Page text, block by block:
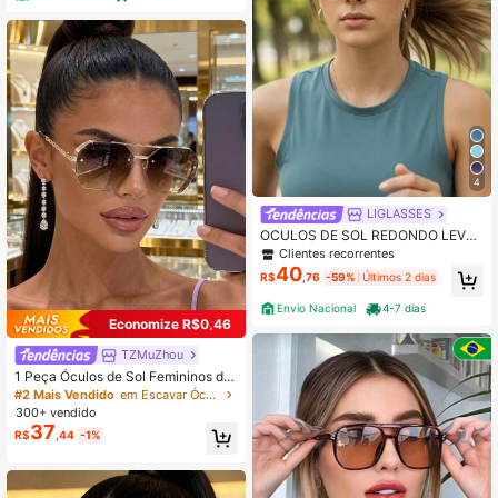
Economize R$0,46
TZMuZhou
1 Peça Óculos de Sol Femininos de
Metal com Ponte Dupla Estilo Aviad
or Clássico, Perna com Corrente, M
oda Retrô Punk Geométrica Boêmia
Y2K, Óculos de Rua Neutros, Adequ
o, Praia
#2 Mais Vendido
em Escavar Óculos Femininos e Acessórios para Ócul
300+ vendido
R$37,44 -1%
4
LIGLASSES
OCULOS DE SOL REDONDO LEVE
UNISSEX ESPORTE
Clientes recorrentes
R$40 ,76 -59% Últimos 2 dias
Envio Nacional 4-7 dias